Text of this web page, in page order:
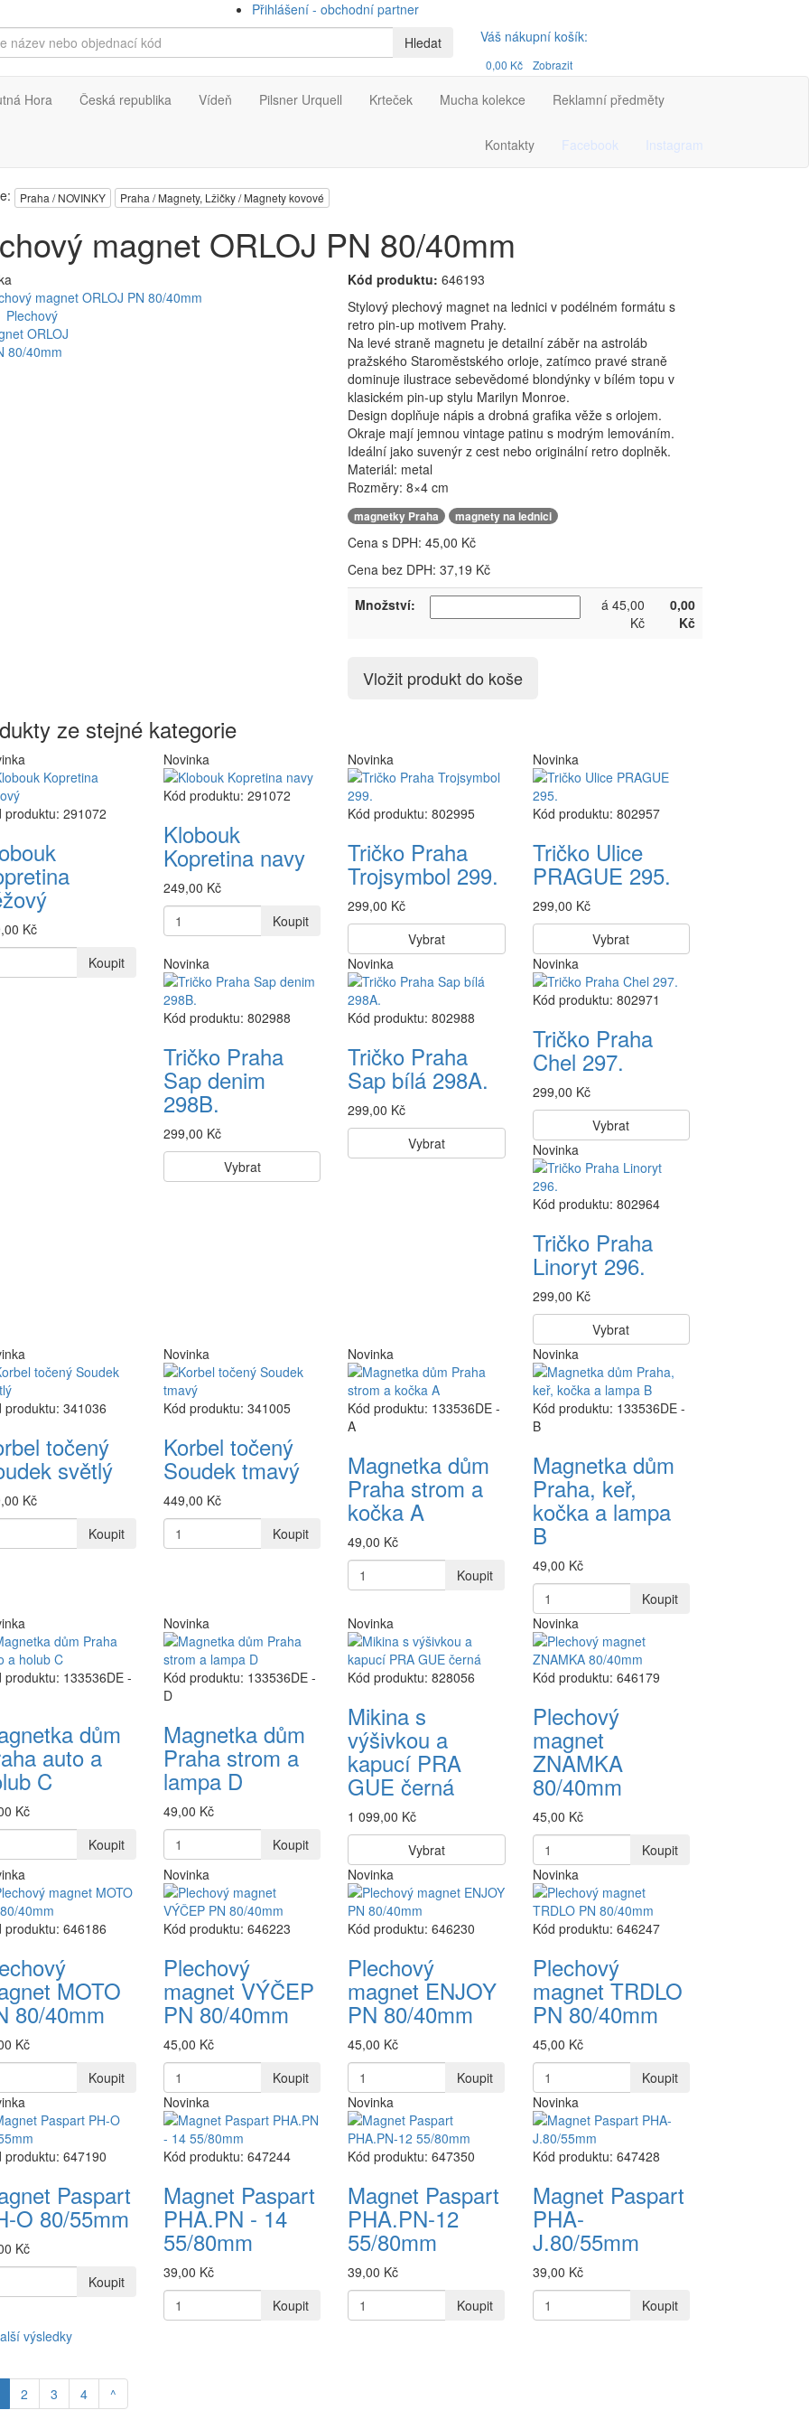
Přihlášení - obchodní partner
Hledat
Váš nákupní košík:
0,00 Kč Zobrazit
Hora Česká republika Vídeň Pilsner Urquell Krteček Mucha kolekce Reklamní předměty
Kontakty Facebook Instagram
Praha / NOVINKY Praha / Magnety, Lžičky / Magnety kovové
magnet ORLOJ PN 80/40mm
Kód produktu: 646193
Stylový plechový magnet na lednici v podélném formátu s
retro pin-up motivem Prahy.
Na levé straně magnetu je detailní záběr na astroláb
pražského Staroměstského orloje, zatímco pravé straně
dominuje ilustrace sebevědomé blondýnky v bílém topu v
klasickém pin-up stylu Marilyn Monroe.
Design doplňuje nápis a drobná grafika věže s orlojem.
Okraje mají jemnou vintage patinu s modrým lemováním.
Ideální jako suvenýr z cest nebo originální retro doplněk.
Materiál: metal
Rozměry: 8×4 cm
magnetky Praha , magnety na lednici
Cena s DPH:45,00 Kč
Cena bez DPH: 37,19 Kč
Množství:
á 45,00
Kč
0,00
Kč
Vložit produkt do koše
ze stejné kategorie
produktu: 291072
Kč
Koupit
Novinka
Kód produktu: 291072
Klobouk
Kopretina navy
249,00 Kč
Koupit
Novinka
Kód produktu: 802995
Tričko Praha
Trojsymbol 299.
299,00 Kč
Vybrat
Novinka
Kód produktu: 802957
Tričko Ulice
PRAGUE 295.
299,00 Kč
Vybrat
Novinka
Kód produktu: 802988
Tričko Praha
Sap denim
298B.
299,00 Kč
Vybrat
Novinka
Kód produktu: 802988
Tričko Praha
Sap bílá 298A.
299,00 Kč
Vybrat
Novinka
Kód produktu: 802971
Tričko Praha
Chel 297.
299,00 Kč
Vybrat
Novinka
Kód produktu: 802964
Tričko Praha
Linoryt 296.
299,00 Kč
Vybrat
produktu: 341036
točený
světlý
Kč
Koupit
Novinka
Kód produktu: 341005
Korbel točený
Soudek tmavý
449,00 Kč
Koupit
Novinka
Kód produktu: 133536DE -
A
Magnetka dům
Praha strom a
kočka A
49,00 Kč
Koupit
Novinka
Kód produktu: 133536DE -
B
Magnetka dům
Praha, keř,
kočka a lampa
B
49,00 Kč
Koupit
produktu: 133536DE -
dům
auto a
C
Kč
Koupit
Novinka
Kód produktu: 133536DE -
D
Magnetka dům
Praha strom a
lampa D
49,00 Kč
Koupit
Novinka
Kód produktu: 828056
Mikina s
výšivkou a
kapucí PRA
GUE černá
1 099,00 Kč
Vybrat
Novinka
Kód produktu: 646179
Plechový
magnet
ZNAMKA
80/40mm
45,00 Kč
Koupit
produktu: 646186
MOTO
80/40mm
Kč
Koupit
Novinka
Kód produktu: 646223
Plechový
magnet VÝČEP
PN 80/40mm
45,00 Kč
Koupit
Novinka
Kód produktu: 646230
Plechový
magnet ENJOY
PN 80/40mm
45,00 Kč
Koupit
Novinka
Kód produktu: 646247
Plechový
magnet TRDLO
PN 80/40mm
45,00 Kč
Koupit
produktu: 647190
Paspart
O 80/55mm
Kč
Koupit
Novinka
Kód produktu: 647244
Magnet Paspart
PHA.PN - 14
55/80mm
39,00 Kč
Koupit
Novinka
Kód produktu: 647350
Magnet Paspart
PHA.PN-12
55/80mm
39,00 Kč
Koupit
Novinka
Kód produktu: 647428
Magnet Paspart
PHA-
J.80/55mm
39,00 Kč
Koupit
výsledky
2 3 4 ^